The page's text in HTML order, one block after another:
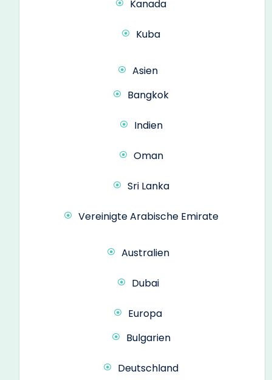
Kanada
Kuba
Asien
Bangkok
Indien
Oman
Sri Lanka
Vereinigte Arabische Emirate
Australien
Dubai
Europa
Bulgarien
Deutschland